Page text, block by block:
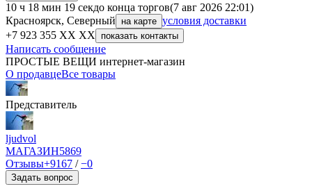
10 ч 18 мин 19 секдо конца торгов(7 авг 2026 22:01)
Красноярск, Северный
на карте условия доставки
+7 923 355 XX XX
показать контакты
Написать сообщение
ПРОСТЫЕ ВЕЩИ интернет-магазин
О продавцеВсе товары
Представитель
ljudvol
МАГАЗИН5869
Отзывы+9167 /−0
Задать вопрос